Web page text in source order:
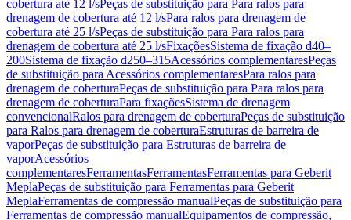
cobertura até 12 l/sPeças de substituição para Para ralos para
drenagem de cobertura até 12 l/sPara ralos para drenagem de
cobertura até 25 l/sPeças de substituição para Para ralos para
drenagem de cobertura até 25 l/sFixaçõesSistema de fixação d40–
200Sistema de fixação d250–315Acessórios complementaresPeças
de substituição para Acessórios complementaresPara ralos para
drenagem de coberturaPeças de substituição para Para ralos para
drenagem de coberturaPara fixaçõesSistema de drenagem
convencionalRalos para drenagem de coberturaPeças de substituição
para Ralos para drenagem de coberturaEstruturas de barreira de
vaporPeças de substituição para Estruturas de barreira de
vaporAcessórios
complementaresFerramentasFerramentasFerramentas para Geberit
MeplaPeças de substituição para Ferramentas para Geberit
MeplaFerramentas de compressão manualPeças de substituição para
Ferramentas de compressão manualEquipamentos de compressão,